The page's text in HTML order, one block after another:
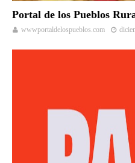
Portal de los Pueblos
wwwportaldelospueblos.com